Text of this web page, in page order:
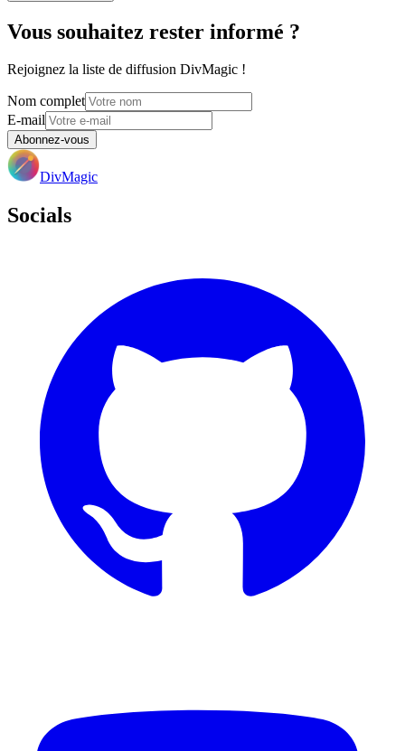
Vous souhaitez rester informé ?
Rejoignez la liste de diffusion DivMagic !
Nom complet
E-mail
Abonnez-vous
DivMagic
Socials